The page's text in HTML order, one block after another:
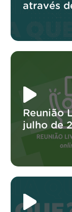
através
Reunião
julho de